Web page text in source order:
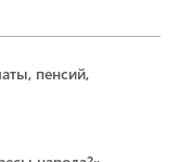
пенсий,